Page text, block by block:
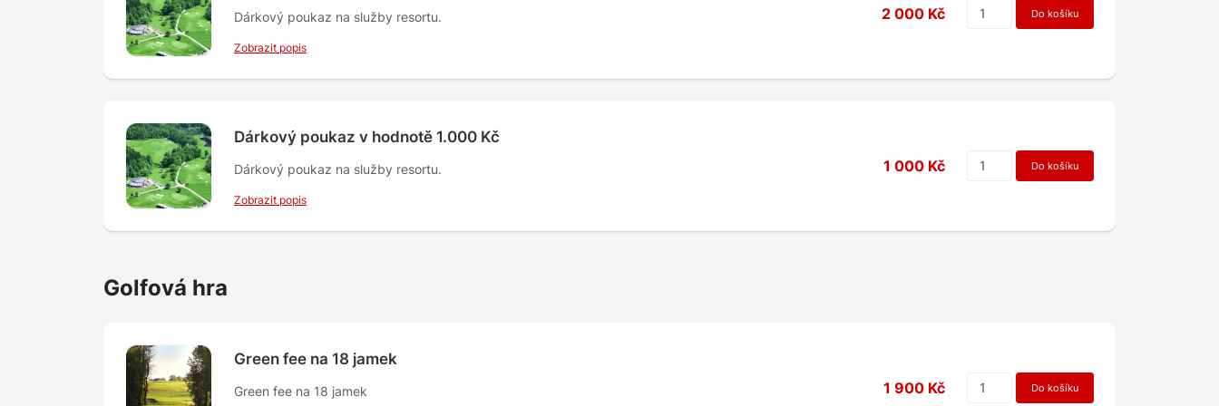
Dárkový poukaz na služby resortu.
Zobrazit popis
2 000 Kč Do košíku
Dárkový poukaz v hodnotě 1.000 Kč
Dárkový poukaz na služby resortu.
Zobrazit popis
1 000 Kč Do košíku
Golfová hra
Green fee na 18 jamek
Green fee na 18 jamek 1 900 Kč Do košíku